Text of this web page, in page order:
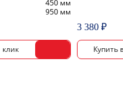
450 мм
950 мм
3 380 ₽